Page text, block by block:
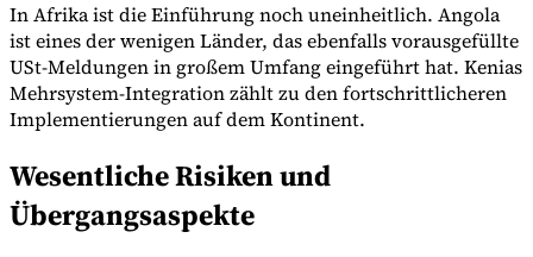
In Afrika ist die Einführung noch uneinheitlich. Angola
ist eines der wenigen Länder, das ebenfalls vorausgefüllte
USt-Meldungen in großem Umfang eingeführt hat. Kenias
Mehrsystem-Integration zählt zu den fortschrittlicheren
Implementierungen auf dem Kontinent.
Wesentliche Risiken und
Übergangsaspekte